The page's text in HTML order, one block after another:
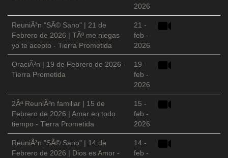
2026
ReuniÃ³n "SÃ© Sano" | 21 de
Febrero de 2026 | TÃº me niegas
yo te acepto - Tierra Prometida
21 -
feb -
2026
OraciÃ³n | 19 de Febrero de 2026 -
Tierra Prometida
19 -
feb -
2026
2Âª ReuniÃ³n familiar | 15 de
Febrero de 2026 | Amar en todo
tiempo - Tierra Prometida
15 -
feb -
2026
ReuniÃ³n "SÃ© Sano" | 14 de
Febrero de 2026 | Dios es Amor -
14 -
feb -